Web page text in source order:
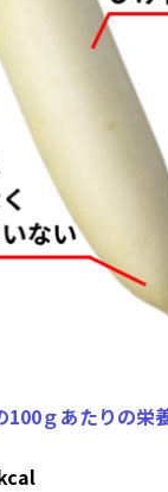
ｇあたりの栄